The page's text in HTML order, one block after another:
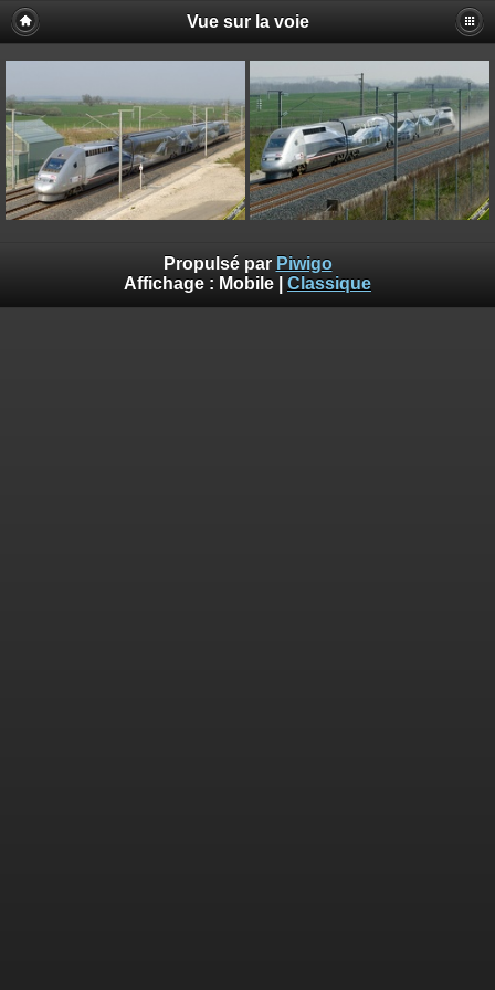
Vue sur la voie
Propulsé par Piwigo
Affichage : Mobile Classique